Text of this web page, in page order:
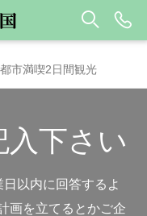
市満喫2日間観光
下さい
以内に回答するよ
画を立てるとかご企